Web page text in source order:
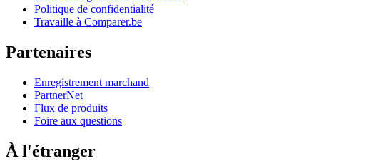
Politique de confidentialité
Travaille à Comparer.be
Partenaires
Enregistrement marchand
PartnerNet
Flux de produits
Foire aux questions
À l'étranger